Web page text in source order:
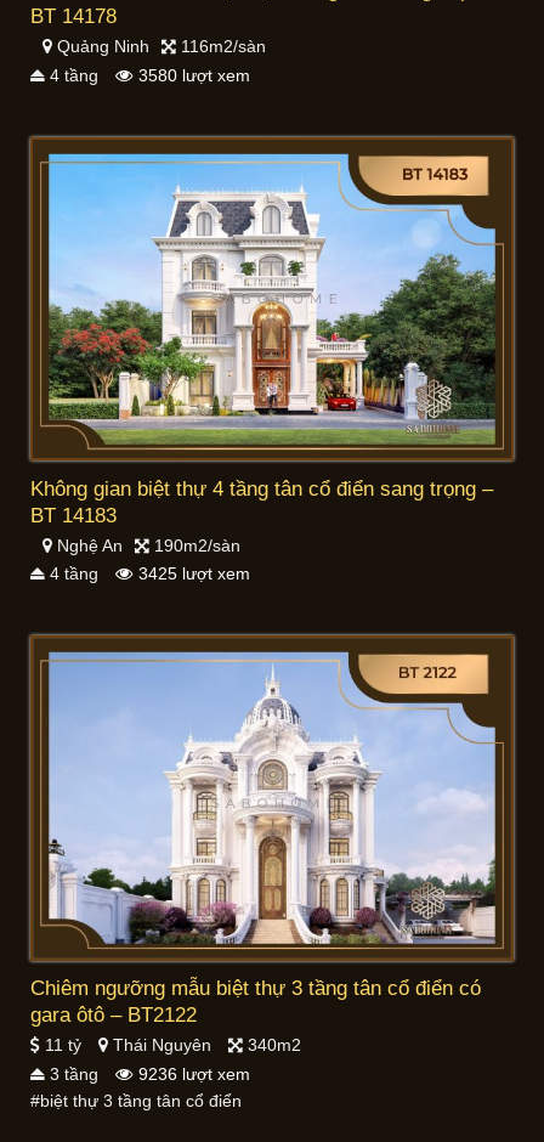
BT 14178
Quảng Ninh
116m2/sàn
4 tầng
3580 lượt xem
Không gian biệt thự 4 tầng tân cổ điển sang trọng –
BT 14183
Nghệ An
190m2/sàn
4 tầng
3425 lượt xem
Chiêm ngưỡng mẫu biệt thự 3 tầng tân cổ điển có
gara ôtô – BT2122
11 tỷ Thái Nguyên
340m2
3 tầng
9236 lượt xem
#biệt thự 3 tầng tân cổ điển